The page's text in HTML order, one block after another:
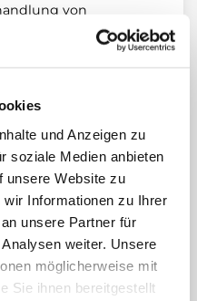
und Anzeigen zu
soziale Medien anbieten
unsere Website zu
Informationen zu Ihrer
unsere Partner für
weiter. Unsere
möglicherweise mit
Sie ihnen bereitgestellt
von
mit BRCA1/2-
die ein HER2-
haben, ein
des Nutzens
AkdÄ für Talazoparib
der sich
im Wesentlichen
der Kategorie
Die qualitative
mäßig eingestuft, da